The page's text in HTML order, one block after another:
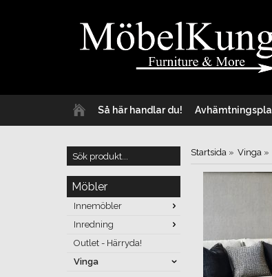
Så här handlar du!
Möbler
Innemöbler
Inredning
Outlet - Härryda!
Vinga
Startsida » Vinga »